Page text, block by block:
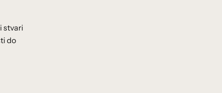
stvari
do